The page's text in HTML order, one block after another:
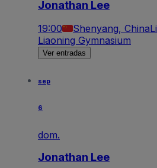
Jonathan Lee
19:00 Shenyang, China
Liaoning Gymnasium
Ver entradas
sep
6
dom.
Jonathan Lee